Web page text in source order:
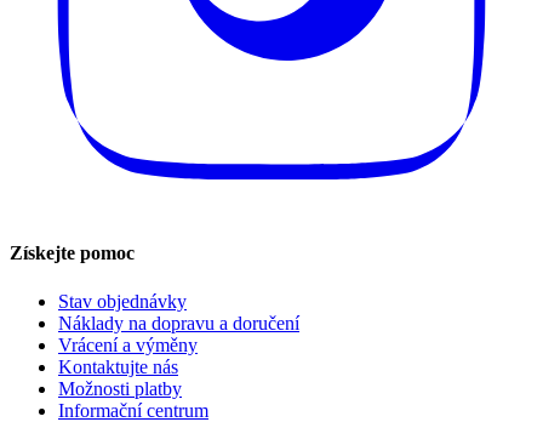
Získejte pomoc
Stav objednávky
Náklady na dopravu a doručení
Vrácení a výměny
Kontaktujte nás
Možnosti platby
Informační centrum